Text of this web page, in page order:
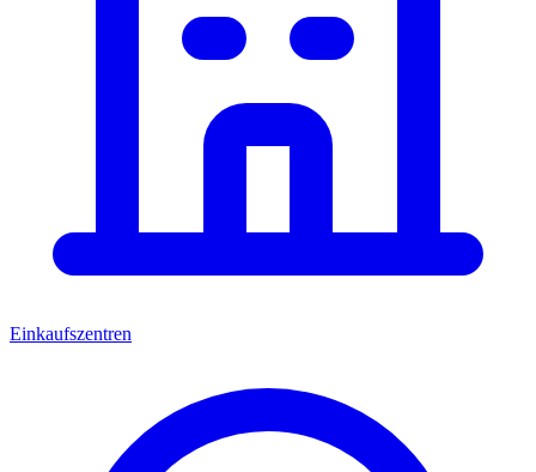
Einkaufszentren